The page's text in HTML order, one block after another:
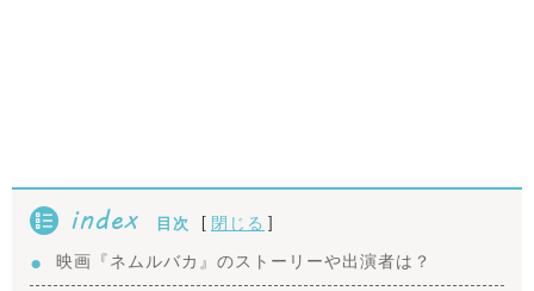
index 目次 [ 閉じる ]
映画『ネムルバカ』のストーリーや出演者は？